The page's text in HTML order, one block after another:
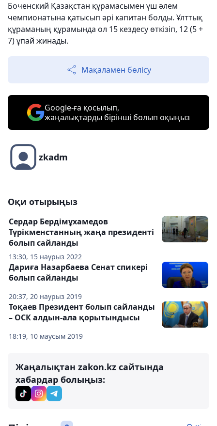
Боченский Қазақстан құрамасымен үш әлем
чемпионатына қатысып әрі капитан болды. Ұлттық
құраманың құрамында ол 15 кездесу өткізіп, 12 (5 +
7) ұпай жинады.
Мақаламен бөлісу
Google-ға қосылып,
жаңалықтарды бірінші болып оқыңыз
zkadm
Оқи отырыңыз
13:30, 15 наурыз 2022
Сердар Бердімұхамедов
Түрікменстанның жаңа президенті
болып сайланды
20:37, 20 наурыз 2019
Дариға Назарбаева Сенат спикері
болып сайланды
18:19, 10 маусым 2019
Тоқаев Президент болып сайланды
– ОСК алдын-ала қорытындысы
Жаңалықтан zakon.kz сайтында
хабардар болыңыз: